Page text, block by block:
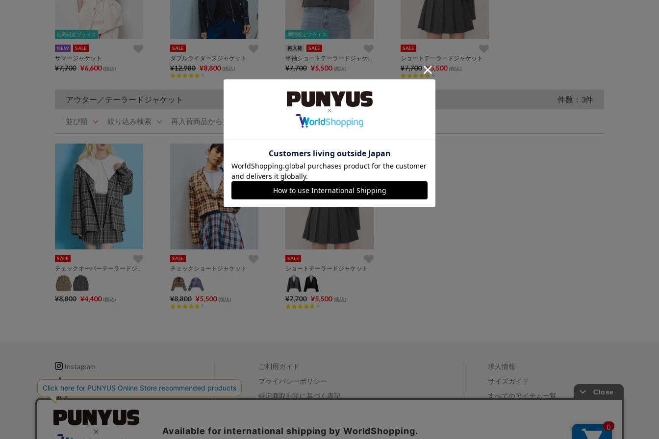
期間限定プライス
期間限定プライス
NEW SALE
サマージャケット
¥7,700 ¥6,600 (税込)
SALE
ダブルライダースジャケット
¥12,980 ¥8,800 (税込)
1
期間限定プライス
期間限定プライス
再入荷 SALE
半袖ショートテーラードジャケット
¥7,700 ¥5,500 (税込)
SALE
ショートテーラードジャケット
¥7,700 ¥5,500 (税込)
6
アウター／テーラードジャケット 件数：3件
並び順 絞り込み検索 再入荷商品から探す
SALE
チェックオーバーテーラードジャケット
¥8,800 ¥4,400 (税込)
SALE
チェックショートジャケット
¥8,800 ¥5,500 (税込)
1
SALE
ショートテーラードジャケット
¥7,700 ¥5,500 (税込)
6
Instagram
TikTok
X
LINE
ご利用ガイド
プライバシーポリシー
特定商取引法に基づく表記
お問い合わせ
求人情報
サイズガイド
すべてのアイテム一覧